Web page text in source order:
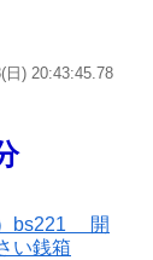
日) 20:43:45.78
bs221 開
銭箱